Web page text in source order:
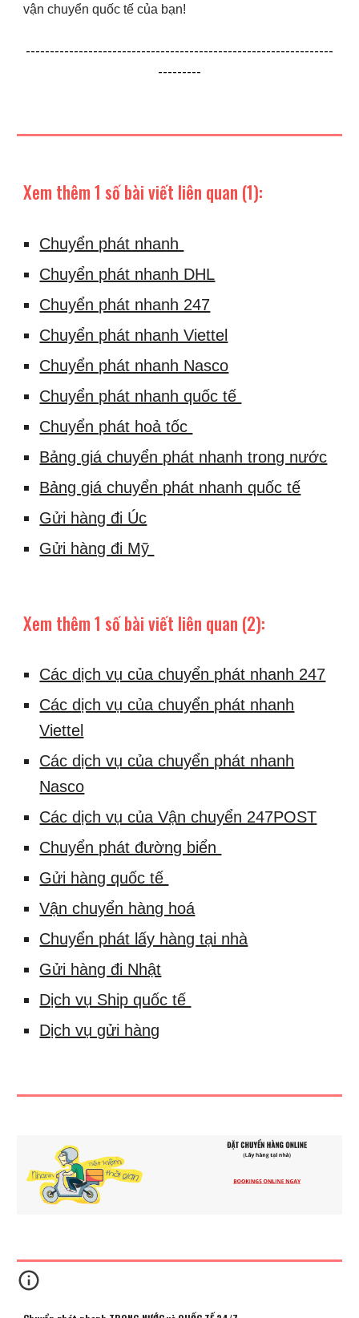
vận chuyển quốc tế của bạn!
----------------------------------------------------------------
---------
Xem thêm 1 số bài viết liên quan (1):
Chuyển phát nhanh
Chuyển phát nhanh DHL
Chuyển phát nhanh 247
Chuyển phát nhanh Viettel
Chuyển phát nhanh Nasco
Chuyển phát nhanh quốc tế
Chuyển phát hoả tốc
Bảng giá chuyển phát nhanh trong nước
Bảng giá chuyển phát nhanh quốc tế
Gửi hàng đi Úc
Gửi hàng đi Mỹ
Xem thêm 1 số bài viết liên quan (2):
Các dịch vụ của chuyển phát nhanh 247
Các dịch vụ của chuyển phát nhanh
Viettel
Các dịch vụ của chuyển phát nhanh
Nasco
Các dịch vụ của Vận chuyển 247POST
Chuyển phát đường biển
Gửi hàng quốc tế
Vận chuyển hàng hoá
Chuyển phát lấy hàng tại nhà
Gửi hàng đi Nhật
Dịch vụ Ship quốc tế
Dịch vụ gửi hàng